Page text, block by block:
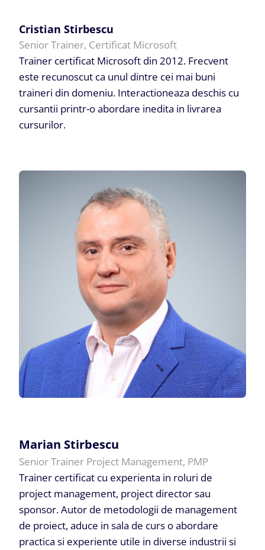
Cristian Stirbescu
Senior Trainer, Certificat Microsoft
Trainer certificat Microsoft din 2012. Frecvent
este recunoscut ca unul dintre cei mai buni
traineri din domeniu. Interactioneaza deschis cu
cursantii printr-o abordare inedita in livrarea
cursurilor.
Marian Stirbescu
Senior Trainer Project Management, PMP
Trainer certificat cu experienta in roluri de
project management, project director sau
sponsor. Autor de metodologii de management
de proiect, aduce in sala de curs o abordare
practica si experiente utile in diverse industrii si